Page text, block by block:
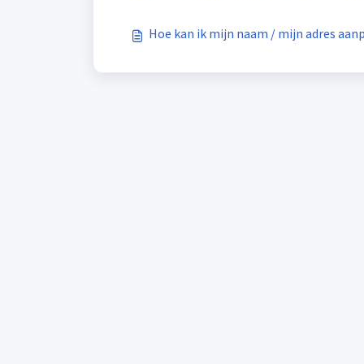
Hoe kan ik mijn naam / mijn adres